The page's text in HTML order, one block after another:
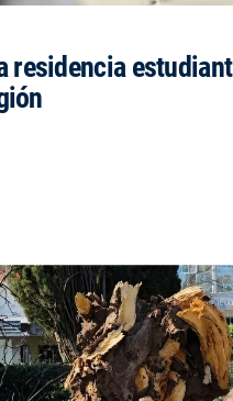
residencia